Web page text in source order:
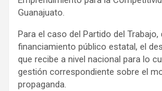
Guanajuato.
Para el caso del Partido del Trabajo,
financiamiento público estatal, el
que recibe a nivel nacional para lo
gestión correspondiente sobre el
propaganda.